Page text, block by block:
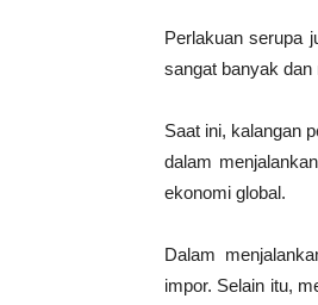
Perlakuan serupa
sangat banyak dan
Saat ini, kalangan
dalam
ekonomi global.
Dalam
impor. Selain itu,